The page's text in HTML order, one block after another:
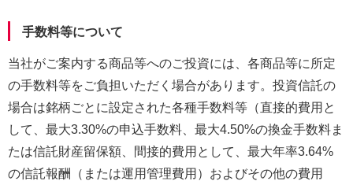
手数料等について
当社がご案内する商品等へのご投資には、各商品等に所定
の手数料等をご負担いただく場合があります。投資信託の
場合は銘柄ごとに設定された各種手数料等（直接的費用と
して、最大3.30%の申込手数料、最大4.50%の換金手数料ま
たは信託財産留保額、間接的費用として、最大年率3.64%
の信託報酬（または運用管理費用）およびその他の費用